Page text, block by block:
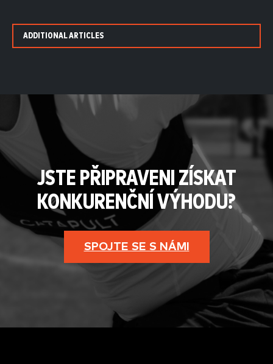
ADDITIONAL ARTICLES
JSTE PŘIPRAVENI ZÍSKAT
KONKURENČNÍ VÝHODU?
SPOJTE SE S NÁMI